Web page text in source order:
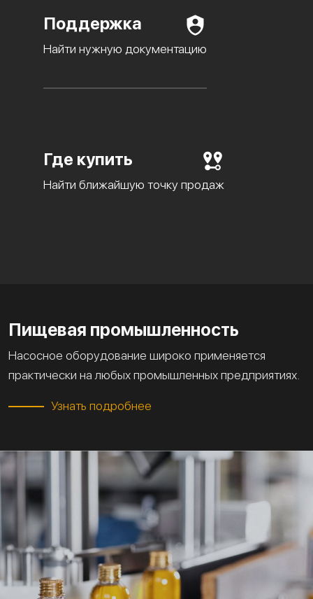
Поддержка
Найти нужную документацию
Где купить
Найти ближайшую точку продаж
Пищевая промышленность
Насосное оборудование широко применяется
практически на любых промышленных предприятиях.
Узнать подробнее